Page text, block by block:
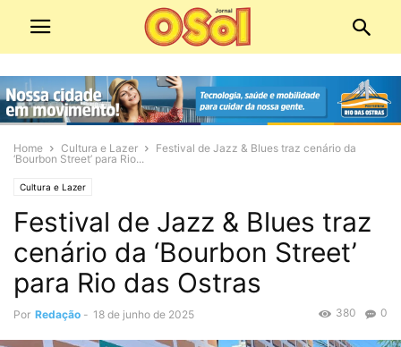
Home Cultura e Lazer
Festival de Jazz & Blues traz cenário da
‘Bourbon Street’ para Rio...
Cultura e Lazer
Festival de Jazz & Blues traz
cenário da ‘Bourbon Street’
para Rio das Ostras
Por Redação - 18 de junho de 2025 0
380